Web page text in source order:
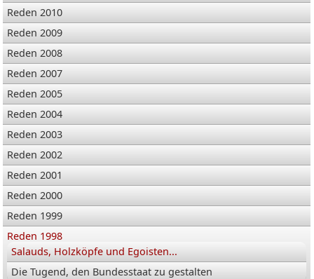
Reden 2010
Reden 2009
Reden 2008
Reden 2007
Reden 2005
Reden 2004
Reden 2003
Reden 2002
Reden 2001
Reden 2000
Reden 1999
Reden 1998
Salauds, Holzköpfe und Egoisten...
Die Tugend, den Bundesstaat zu gestalten